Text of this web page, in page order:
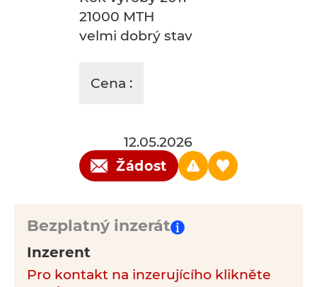
21000 MTH
velmi dobrý stav
Cena :
12.05.2026
Žádost
Bezplatný inzerát
Inzerent
Pro kontakt na inzerujícího klikněte